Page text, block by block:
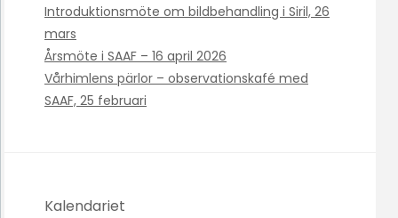
Introduktionsmöte om bildbehandling i Siril, 26
mars
Årsmöte i SAAF – 16 april 2026
Vårhimlens pärlor – observationskafé med
SAAF, 25 februari
Kalendariet